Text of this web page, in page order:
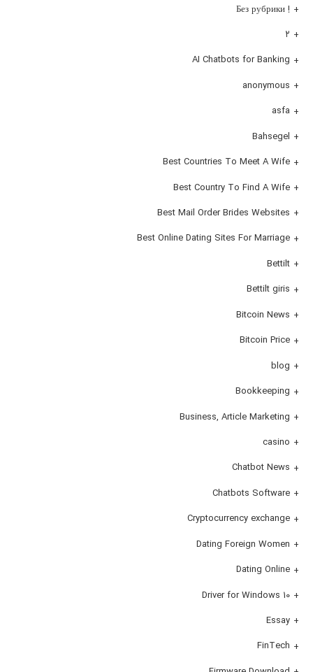
! Без рубрики
۲
AI Chatbots for Banking
anonymous
asfa
Bahsegel
Best Countries To Meet A Wife
Best Country To Find A Wife
Best Mail Order Brides Websites
Best Online Dating Sites For Marriage
Bettilt
Bettilt giris
Bitcoin News
Bitcoin Price
blog
Bookkeeping
Business, Article Marketing
casino
Chatbot News
Chatbots Software
Cryptocurrency exchange
Dating Foreign Women
Dating Online
Driver for Windows 10
Essay
FinTech